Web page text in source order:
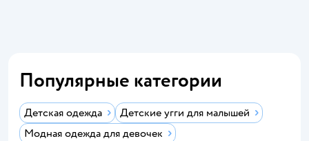
Популярные категории
Детская одежда
Детские угги для малышей
Модная одежда для девочек